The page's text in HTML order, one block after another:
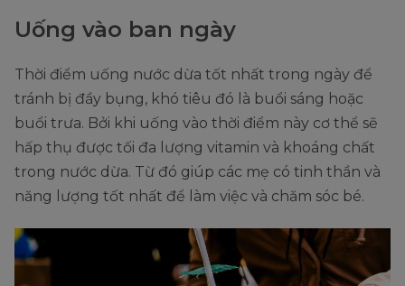
Uống vào ban ngày
Thời điểm uống nước dừa tốt nhất trong ngày để
tránh bị đầy bụng, khó tiêu đó là buổi sáng hoặc
buổi trưa. Bởi khi uống vào thời điểm này cơ thể sẽ
hấp thụ được tối đa lượng vitamin và khoáng chất
trong nước dừa. Từ đó giúp các mẹ có tinh thần và
năng lượng tốt nhất để làm việc và chăm sóc bé.